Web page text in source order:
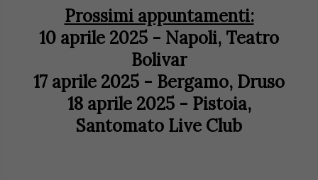
Prossimi appuntamenti:
10 aprile 2025 - Napoli, Teatro
Bolivar
17 aprile 2025 - Bergamo, Druso
18 aprile 2025 - Pistoia,
Santomato Live Club